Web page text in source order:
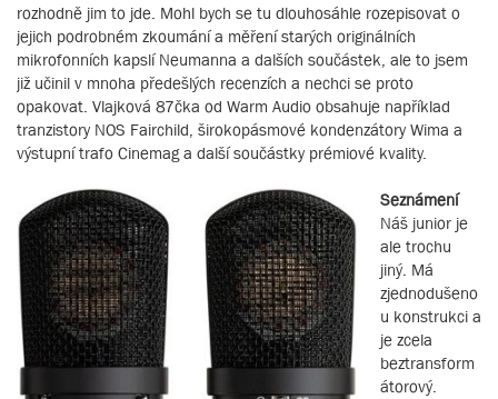
rozhodně jim to jde. Mohl bych se tu dlouhosáhle rozepisovat o
jejich podrobném zkoumání a měření starých originálních
mikrofonních kapslí Neumanna a dalších součástek, ale to jsem
již učinil v mnoha předešlých recenzích a nechci se proto
opakovat. Vlajková 87čka od Warm Audio obsahuje například
tranzistory NOS Fairchild, širokopásmové kondenzátory Wima a
výstupní trafo Cinemag a další součástky prémiové kvality.
Seznámení
Náš junior je
ale trochu
jiný. Má
zjednodušeno
u konstrukci a
je zcela
beztransform
átorový.